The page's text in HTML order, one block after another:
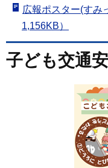
広報ポスター(すみ
1,156KB）
子ども交通